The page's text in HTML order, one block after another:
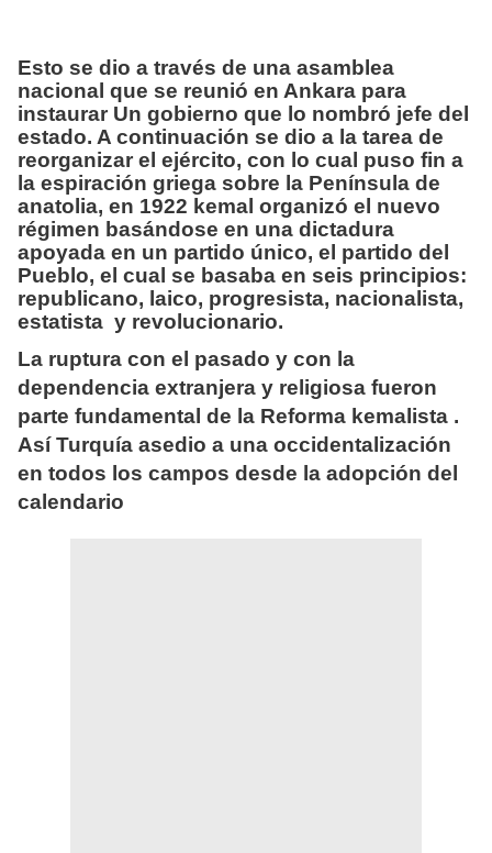
Esto se dio a través de una asamblea
nacional que se reunió en Ankara para
instaurar Un gobierno que lo nombró jefe del
estado. A continuación se dio a la tarea de
reorganizar el ejército, con lo cual puso fin a
la espiración griega sobre la Península de
anatolia, en 1922 kemal organizó el nuevo
régimen basándose en una dictadura
apoyada en un partido único, el partido del
Pueblo, el cual se basaba en seis principios:
republicano, laico, progresista, nacionalista,
estatista y revolucionario.
La ruptura con el pasado y con la
dependencia extranjera y religiosa fueron
parte fundamental de la Reforma kemalista .
Así Turquía asedio a una occidentalización
en todos los campos desde la adopción del
calendario